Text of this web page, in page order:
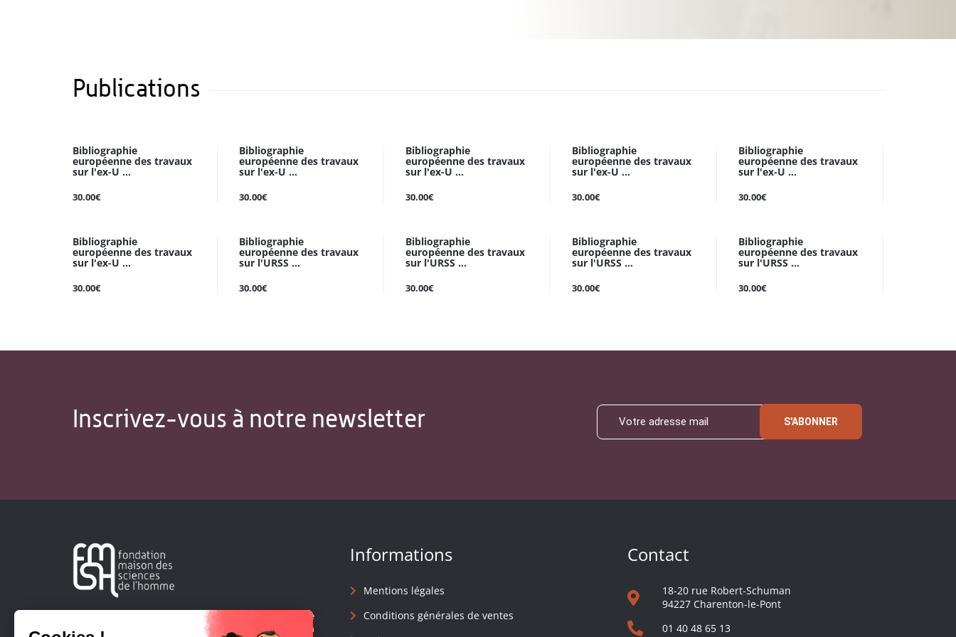
Publications
Bibliographie
européenne des travaux
sur l'ex-U ...
30.00€
Bibliographie
européenne des travaux
sur l'ex-U ...
30.00€
Bibliographie
européenne des travaux
sur l'ex-U ...
30.00€
Bibliographie
européenne des travaux
sur l'ex-U ...
30.00€
Bibliographie
européenne des travaux
sur l'ex-U ...
30.00€
Bibliographie
européenne des travaux
sur l'ex-U ...
30.00€
Bibliographie
européenne des travaux
sur l'URSS ...
30.00€
Bibliographie
européenne des travaux
sur l'URSS ...
30.00€
Bibliographie
européenne des travaux
sur l'URSS ...
30.00€
Bibliographie
européenne des travaux
sur l'URSS ...
30.00€
Inscrivez-vous à notre newsletter S'ABONNER
Créée en 1963, la Fondation Maison Sciences de l'Homme
soutient la recherche et la diffusion des connaissances en
Informations
Mentions légales
Conditions générales de ventes
Contact
18-20 rue Robert-Schuman
94227 Charenton-le-Pont
01 40 48 65 13